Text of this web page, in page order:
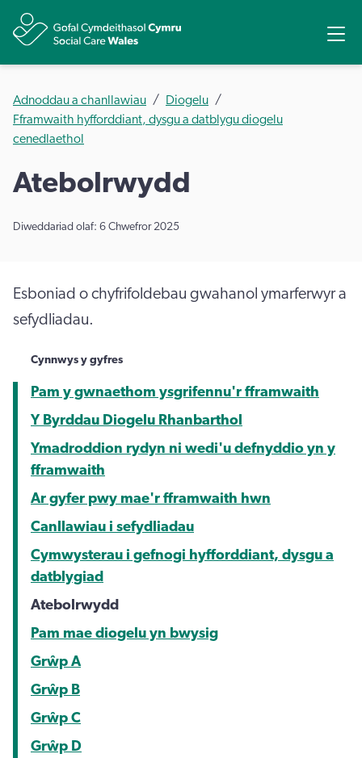
Adnoddau a chanllawiau
Diogelu
Fframwaith hyfforddiant, dysgu a datblygu diogelu
cenedlaethol
Atebolrwydd
Diweddariad olaf: 6 Chwefror 2025
Esboniad o chyfrifoldebau gwahanol ymarferwyr a
sefydliadau.
Cynnwys y gyfres
Pam y gwnaethom ysgrifennu'r fframwaith
Y Byrddau Diogelu Rhanbarthol
Ymadroddion rydyn ni wedi'u defnyddio yn y
fframwaith
Ar gyfer pwy mae'r fframwaith hwn
Canllawiau i sefydliadau
Cymwysterau i gefnogi hyfforddiant, dysgu a
datblygiad
Atebolrwydd
Pam mae diogelu yn bwysig
Grŵp A
Grŵp B
Grŵp C
Grŵp D